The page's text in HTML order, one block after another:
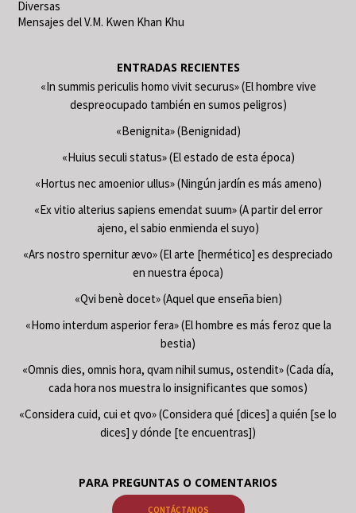
Diversas
Mensajes del V.M. Kwen Khan Khu
ENTRADAS RECIENTES
«In summis periculis homo vivit securus» (El hombre vive
despreocupado también en sumos peligros)
«Benignita» (Benignidad)
«Huius seculi status» (El estado de esta época)
«Hortus nec amoenior ullus» (Ningún jardín es más ameno)
«Ex vitio alterius sapiens emendat suum» (A partir del error
ajeno, el sabio enmienda el suyo)
«Ars nostro spernitur ævo» (El arte [hermético] es despreciado
en nuestra época)
«Qvi benè docet» (Aquel que enseña bien)
«Homo interdum asperior fera» (El hombre es más feroz que la
bestia)
«Omnis dies, omnis hora, qvam nihil sumus, ostendit» (Cada día,
cada hora nos muestra lo insignificantes que somos)
«Considera cuid, cui et qvo» (Considera qué [dices] a quién [se lo
dices] y dónde [te encuentras])
PARA PREGUNTAS O COMENTARIOS
CONTÁCTANOS